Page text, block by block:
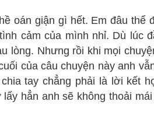
oán giận gì hết. Em đâu thể
cảm của mình nhỉ. Dù lúc
lòng. Nhưng rồi khi mọi
của câu chuyện này anh
tay chẳng phải là lời kết
hẳn anh sẽ không thoải